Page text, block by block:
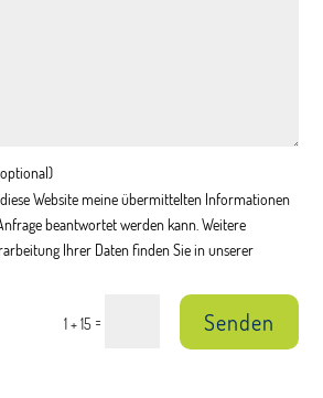
Website meine übermittelten Informationen
beantwortet werden kann. Weitere
Ihrer Daten finden Sie in unserer
1 + 15= Senden